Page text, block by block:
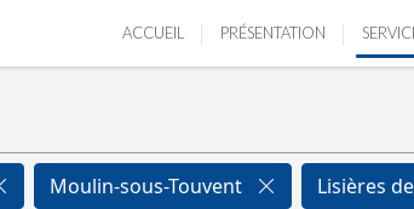
ACCUEIL PRÉSENTATION
Moulin-sous-Touvent Lisières